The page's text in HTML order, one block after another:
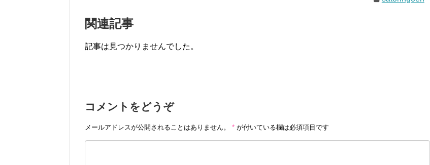
関連記事
記事は見つかりませんでした。
コメントをどうぞ
メールアドレスが公開されることはありません。 * が付いている欄は必須項目です